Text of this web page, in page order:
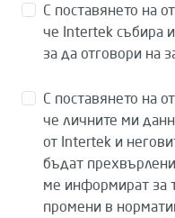
С поставянето на
че Intertek събира
за да отговори на
С поставянето на
че личните ми
от Intertek и
бъдат
ме информират за
промени в